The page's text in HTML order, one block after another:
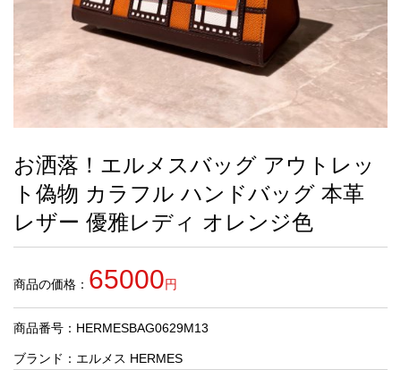
最
お
す
め
商
人
気
商
お洒落！エルメスバッグ アウトレッ
ト偽物 カラフル ハンドバッグ 本革
レザー 優雅レディ オレンジ色
商品の価格： 65000円
商品番号：HERMESBAG0629M13
ブランド： エルメス HERMES